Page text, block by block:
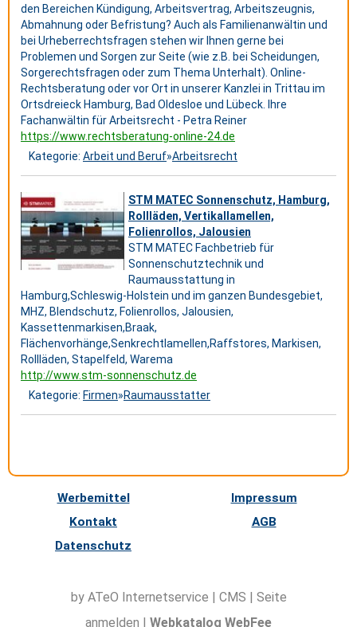
den Bereichen Kündigung, Arbeitsvertrag, Arbeitszeugnis,
Abmahnung oder Befristung? Auch als Familienanwältin und
bei Urheberrechtsfragen stehen wir Ihnen gerne bei
Problemen und Sorgen zur Seite (wie z.B. bei Scheidungen,
Sorgerechtsfragen oder zum Thema Unterhalt). Online-
Rechtsberatung oder vor Ort in unserer Kanzlei in Trittau im
Ortsdreieck Hamburg, Bad Oldesloe und Lübeck. Ihre
Fachanwältin für Arbeitsrecht - Petra Reiner
https://www.rechtsberatung-online-24.de
Kategorie: Arbeit und Beruf»Arbeitsrecht
STM MATEC Sonnenschutz, Hamburg,
Rollläden, Vertikallamellen,
Folienrollos, Jalousien
STM MATEC Fachbetrieb für
Sonnenschutztechnik und
Raumausstattung in
Hamburg,Schleswig-Holstein und im ganzen Bundesgebiet,
MHZ, Blendschutz, Folienrollos, Jalousien,
Kassettenmarkisen,Braak,
Flächenvorhänge,Senkrechtlamellen,Raffstores, Markisen,
Rollläden, Stapelfeld, Warema
http://www.stm-sonnenschutz.de
Kategorie: Firmen»Raumausstatter
Werbemittel
Impressum
Kontakt
AGB
Datenschutz
by ATeO Internetservice | CMS | Seite
anmelden | Webkatalog WebFee